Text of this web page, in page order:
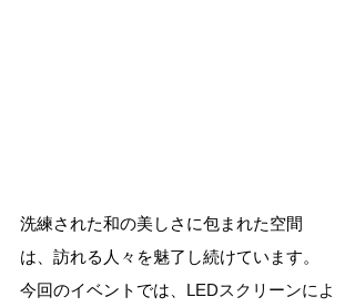
洗練された和の美しさに包まれた空間
は、訪れる人々を魅了し続けています。
今回のイベントでは、 LEDスクリーンによ